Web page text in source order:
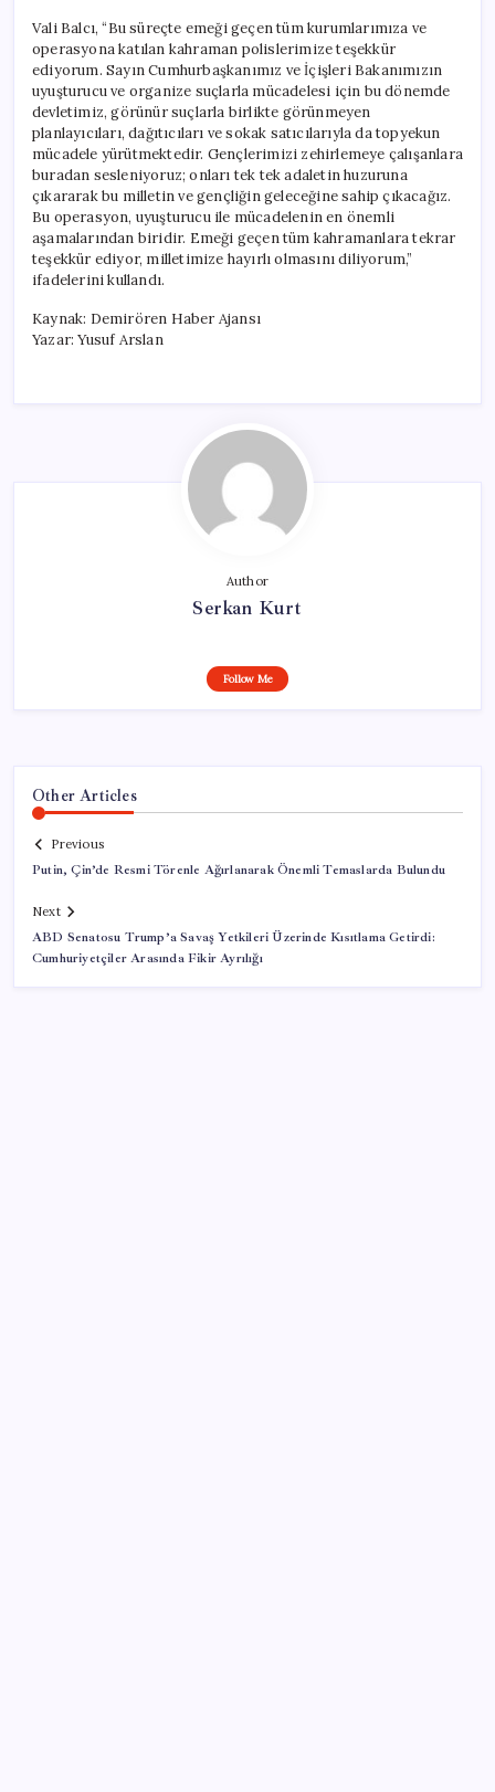
Vali Balcı, “Bu süreçte emeği geçen tüm kurumlarımıza ve
operasyona katılan kahraman polislerimize teşekkür
ediyorum. Sayın Cumhurbaşkanımız ve İçişleri Bakanımızın
uyuşturucu ve organize suçlarla mücadelesi için bu dönemde
devletimiz, görünür suçlarla birlikte görünmeyen
planlayıcıları, dağıtıcıları ve sokak satıcılarıyla da topyekun
mücadele yürütmektedir. Gençlerimizi zehirlemeye çalışanlara
buradan sesleniyoruz; onları tek tek adaletin huzuruna
çıkararak bu milletin ve gençliğin geleceğine sahip çıkacağız.
Bu operasyon, uyuşturucu ile mücadelenin en önemli
aşamalarından biridir. Emeği geçen tüm kahramanlara tekrar
teşekkür ediyor, milletimize hayırlı olmasını diliyorum,”
ifadelerini kullandı.
Kaynak: Demirören Haber Ajansı
Yazar: Yusuf Arslan
Author
Serkan Kurt
Follow Me
Other Articles
Previous
Putin, Çin’de Resmi Törenle Ağırlanarak Önemli Temaslarda Bulundu
Next
ABD Senatosu Trump’a Savaş Yetkileri Üzerinde Kısıtlama Getirdi:
Cumhuriyetçiler Arasında Fikir Ayrılığı